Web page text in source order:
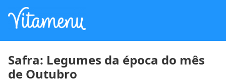
Safra: Legumes da época do mês
de Outubro